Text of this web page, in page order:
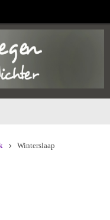
Winterslaap